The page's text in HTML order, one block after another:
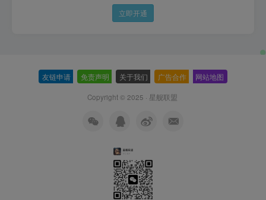
立即开通
友链申请 免责声明 关于我们 广告合作 网站地图
Copyright © 2025 · 星舰联盟